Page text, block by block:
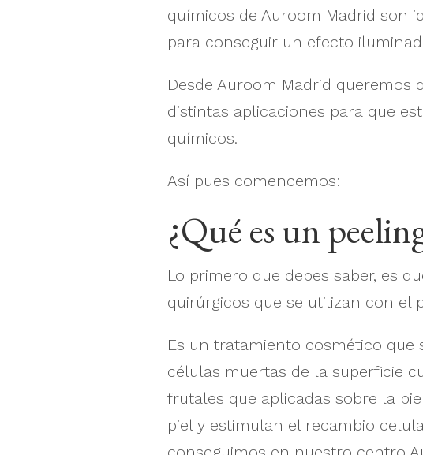
químicos de Auroom Madrid son
para conseguir un efecto
Desde Auroom Madrid queremos
distintas aplicaciones para que
químicos.
Así pues comencemos:
¿Qué es un
Lo primero que debes saber, es
quirúrgicos que se utilizan con el
Es un tratamiento cosmético que
células muertas de la superficie
frutales que aplicadas sobre la
piel y estimulan el recambio